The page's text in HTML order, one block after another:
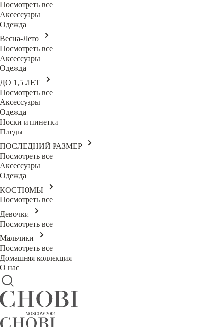
Посмотреть все
Аксессуары
Одежда
Весна-Лето
Посмотреть все
Аксессуары
Одежда
ДО 1,5 ЛЕТ
Посмотреть все
Аксессуары
Одежда
Носки и пинетки
Пледы
ПОСЛЕДНИЙ РАЗМЕР
Посмотреть все
Аксессуары
Одежда
КОСТЮМЫ
Посмотреть все
Девочки
Посмотреть все
Мальчики
Посмотреть все
Домашняя коллекция
О нас